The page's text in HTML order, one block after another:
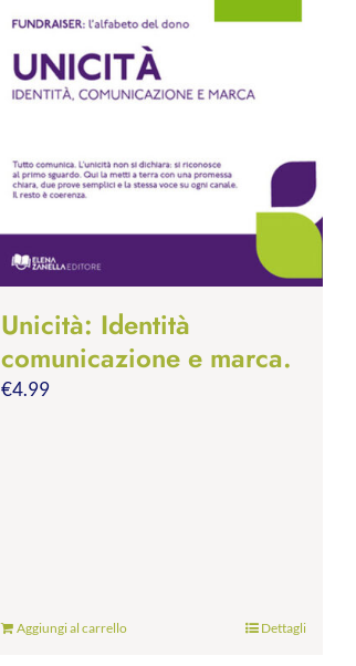
Unicità: Identità
comunicazione e marca.
€4.99
Aggiungi al carrello Dettagli